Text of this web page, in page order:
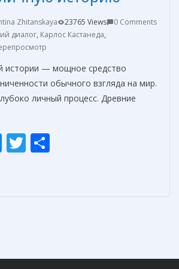
Zhitanskaya 23765 Views
0 Comments
диалог, Карлос Кастанеда,
истории — мощное средство
обычного взгляда на мир.
личный процесс. Древние
M
er
T
и